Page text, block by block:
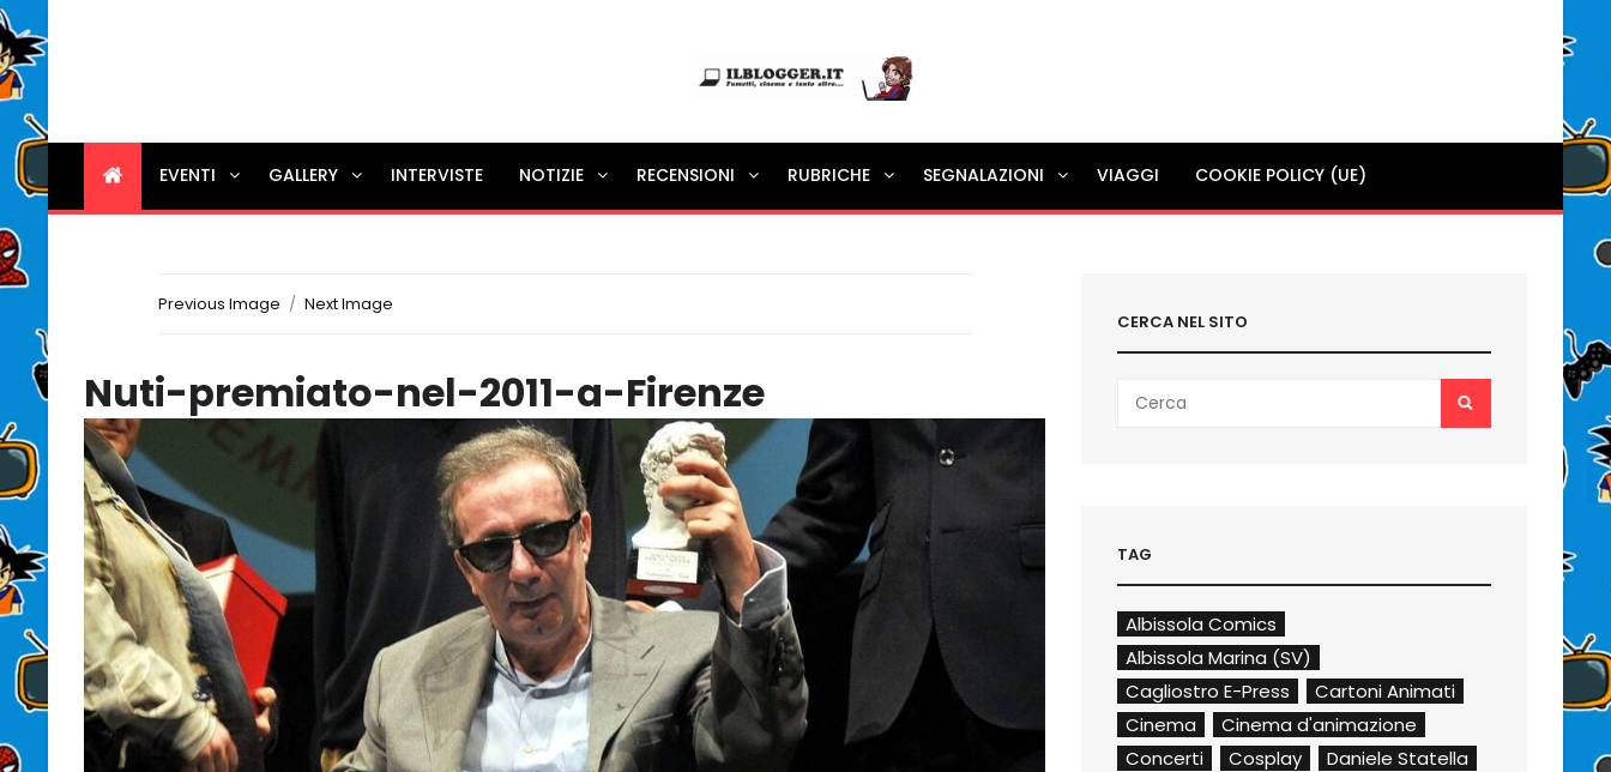
Ilblogger.it
Il portalino di blog |
EVENTI GALLERY INTERVISTE NOTIZIE RECENSIONI RUBRICHE SEGNALAZIONI VIAGGI COOKIE POLICY (UE)
Previous Image Next Image
Nuti-premiato-nel-2011-a-Firenze
CERCA NEL SITO
for:
TAG
Albissola Comics
Albissola Marina (SV)
Cagliostro E-Press
Cartoni Animati
Cinema
Cinema d'animazione
Concerti
Cosplay
Daniele Statella